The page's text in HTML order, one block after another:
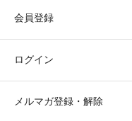
会員登録
ログイン
メルマガ登録・解除